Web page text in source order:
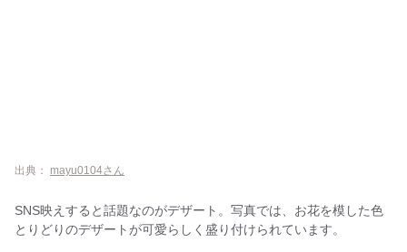
出典： mayu0104さん
SNS映えすると話題なのがデザート。写真では、お花を模した色
とりどりのデザートが可愛らしく盛り付けられています。